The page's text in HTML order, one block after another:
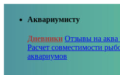
Аквариумисту
Дневники Отзывы на аква
Расчет совместимости
аквариумов